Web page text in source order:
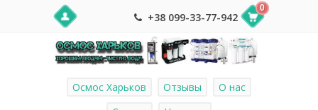
+38 099-33-77-942
0
Осмос Харьков Отзывы
О нас